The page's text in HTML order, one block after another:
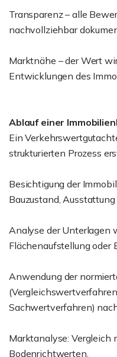
Transparenz – alle
nachvollziehbar
Marktnähe – der Wert
Entwicklungen des
Ablauf einer
Ein
strukturierten Prozess
Besichtigung der
Bauzustand, Ausstattung
Analyse der Unterlagen
Flächenaufstellung oder
Anwendung der
Sachwertverfahren)
Marktanalyse: Vergleich
Bodenrichtwerten.